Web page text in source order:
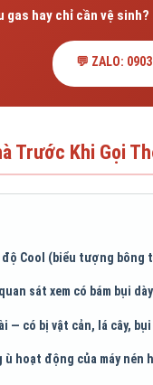
gas hay chỉ cần vệ
💬 ZALO:
Trước Khi Gọi
Cool (biểu tượng bông
sát xem có bám bụi
— có bị vật cản, lá cây,
ù hoạt động của máy nén